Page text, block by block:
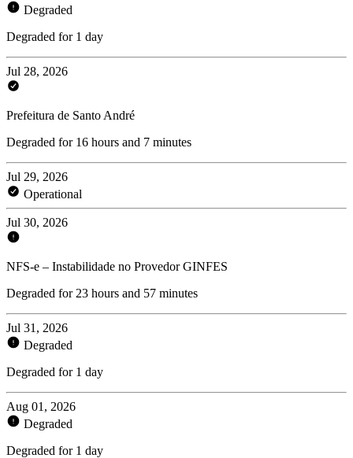
Degraded
Degraded for 1 day
Jul 28, 2026
Prefeitura de Santo André
Degraded for 16 hours and 7 minutes
Jul 29, 2026
Operational
Jul 30, 2026
NFS-e – Instabilidade no Provedor GINFES
Degraded for 23 hours and 57 minutes
Jul 31, 2026
Degraded
Degraded for 1 day
Aug 01, 2026
Degraded
Degraded for 1 day